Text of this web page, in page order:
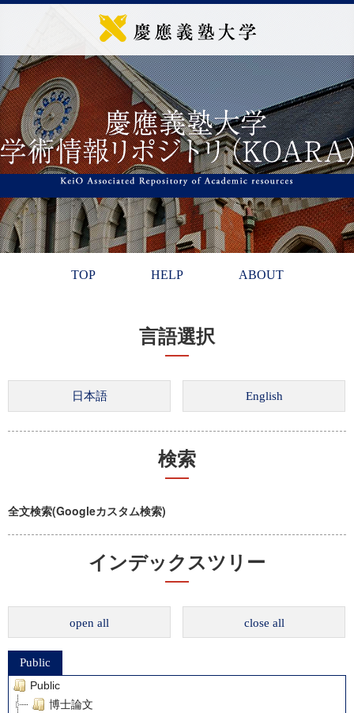
TOP HELP ABOUT
言語選択
検索
全文検索(Googleカスタム検索)
インデックスツリー
open all close all
Public
Public
博士論文